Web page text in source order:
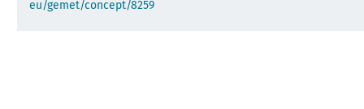
eu/gemet/concept/8259